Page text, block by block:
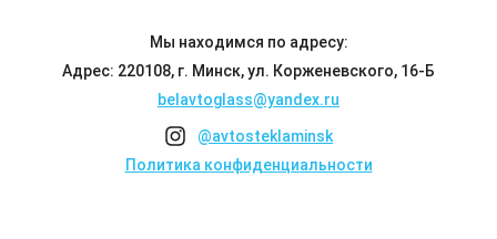
Мы находимся по адресу:
Адрес: 220108, г. Минск, ул. Корженевского, 16-Б
belavtoglass@yandex.ru
@avtosteklaminsk
Политика конфиденциальности